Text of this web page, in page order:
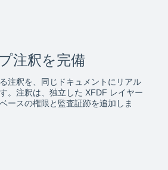
注釈を完備
注釈を、同じドキュメントにリアル
。注釈は、独立した XFDF レイヤー
ースの権限と監査証跡を追加しま